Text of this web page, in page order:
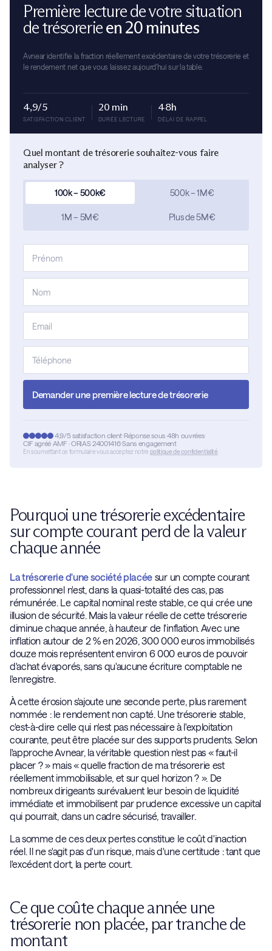
Première lecture de votre situation
de trésorerieen 20 minutes
Avnear identifie la fraction réellement excédentaire de votre trésorerie et
le rendement net que vous laissez aujourd'hui sur la table.
4,9/5
SATISFACTION CLIENT
20 min
DURÉE LECTURE
48h
DÉLAI DE RAPPEL
Quel montant de trésorerie souhaitez-vous faire
analyser ?
100k – 500k€ 500k – 1M€
1M – 5M€ Plus de 5M€
Demander une première lecture de trésorerie
4,9/5 satisfaction client Réponse sous 48h ouvrées
CIF agréé AMF · ORIAS 24001416 Sans engagement
En soumettant ce formulaire vous acceptez notre politique de confidentialité
Pourquoi une trésorerie excédentaire
sur compte courant perd de la valeur
chaque année
La trésorerie d'une société placée sur un compte courant
professionnel n'est, dans la quasi-totalité des cas, pas
rémunérée. Le capital nominal reste stable, ce qui crée une
illusion de sécurité. Mais la valeur réelle de cette trésorerie
diminue chaque année, à hauteur de l'inflation. Avec une
inflation autour de 2 % en 2026, 300 000 euros immobilisés
douze mois représentent environ 6 000 euros de pouvoir
d'achat évaporés, sans qu'aucune écriture comptable ne
l'enregistre.
À cette érosion s'ajoute une seconde perte, plus rarement
nommée : le rendement non capté. Une trésorerie stable,
c'est-à-dire celle qui n'est pas nécessaire à l'exploitation
courante, peut être placée sur des supports prudents. Selon
l'approche Avnear, la véritable question n'est pas « faut-il
placer ? » mais « quelle fraction de ma trésorerie est
réellement immobilisable, et sur quel horizon ? ». De
nombreux dirigeants surévaluent leur besoin de liquidité
immédiate et immobilisent par prudence excessive un capital
qui pourrait, dans un cadre sécurisé, travailler.
La somme de ces deux pertes constitue le coût d'inaction
réel. Il ne s'agit pas d'un risque, mais d'une certitude : tant que
l'excédent dort, la perte court.
Ce que coûte chaque année une
trésorerie non placée, par tranche de
montant